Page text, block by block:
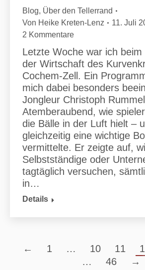
Blog, Über den Tellerrand
Von Heike Kreten-Lenz
11. Juli
2 Kommentare
Letzte Woche war ich
der Wirtschaft des
Cochem-Zell. Ein
mich dabei besonders
Jongleur Christoph
Atemberaubend, wie
die Bälle in der Luft hielt –
gleichzeitig eine wichtige
vermittelte. Er zeigte auf,
Selbstständige oder
tagtäglich versuchen,
in…
Details
← 1 … 10 11
…
46 →